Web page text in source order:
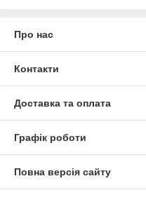
Про нас
Контакти
Доставка та оплата
Графік роботи
Повна версія сайту